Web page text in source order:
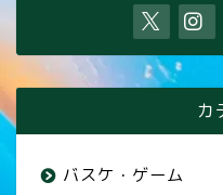
カ
バスケ・ゲーム